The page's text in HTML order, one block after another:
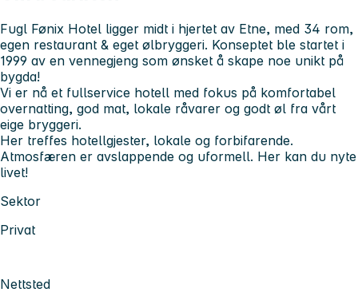
Fugl Fønix Hotel ligger midt i hjertet av Etne, med 34 rom,
egen restaurant & eget ølbryggeri. Konseptet ble startet i
1999 av en vennegjeng som ønsket å skape noe unikt på
bygda!
Vi er nå et fullservice hotell med fokus på komfortabel
overnatting, god mat, lokale råvarer og godt øl fra vårt
eige bryggeri.
Her treffes hotellgjester, lokale og forbifarende.
Atmosfæren er avslappende og uformell. Her kan du nyte
livet!
Sektor
Privat
Nettsted